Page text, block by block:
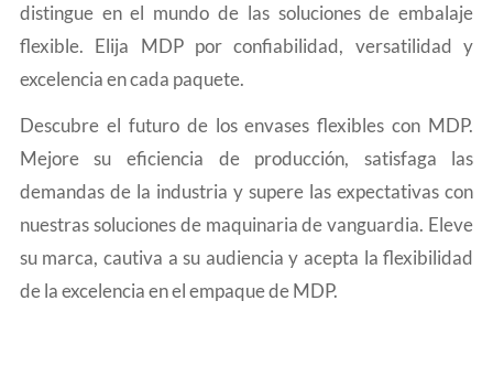
distingue en el mundo de las soluciones de embalaje
flexible. Elija MDP por confiabilidad, versatilidad y
excelencia en cada paquete.
Descubre el futuro de los envases flexibles con MDP.
Mejore su eficiencia de producción, satisfaga las
demandas de la industria y supere las expectativas con
nuestras soluciones de maquinaria de vanguardia. Eleve
su marca, cautiva a su audiencia y acepta la flexibilidad
de la excelencia en el empaque de MDP.